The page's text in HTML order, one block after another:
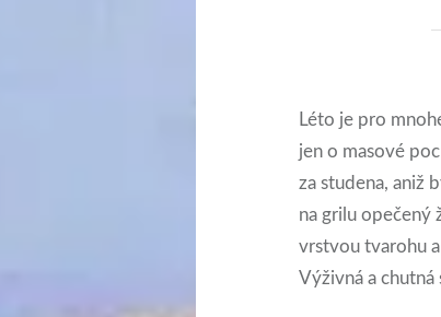
Léto je pro
jen o masové
za studena, aniž
na grilu opečený
vrstvou tvarohu
Výživná a chutná